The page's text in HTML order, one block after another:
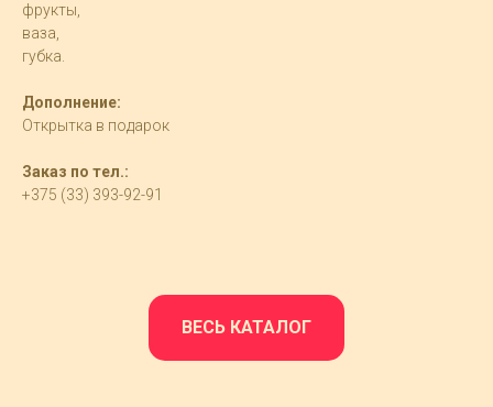
фрукты,
ваза,
губка.
Дополнение:
Открытка в подарок
Заказ по тел.:
+375 (33) 393-92-91
ВЕСЬ КАТАЛОГ